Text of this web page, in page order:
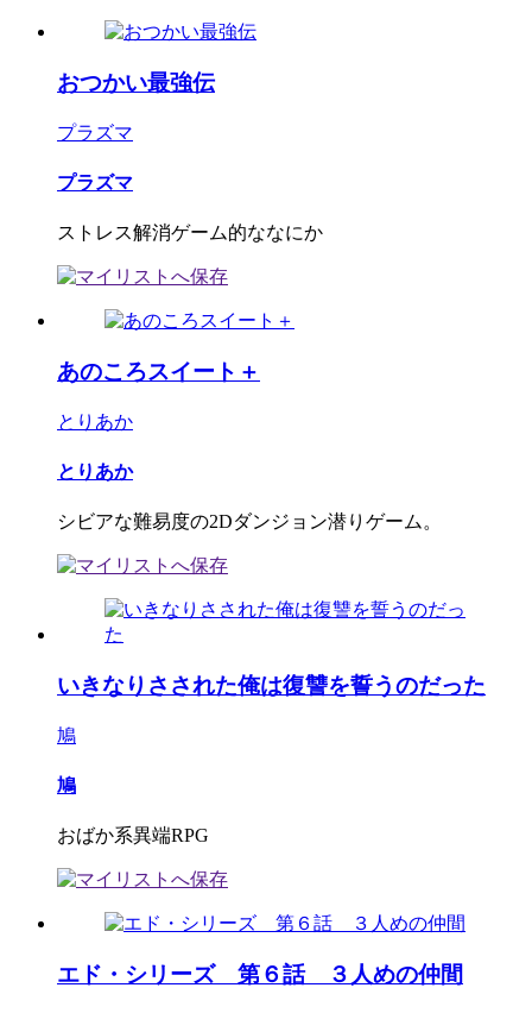
おつかい最強伝
プラズマ
プラズマ
ストレス解消ゲーム的ななにか
あのころスイート＋
とりあか
とりあか
シビアな難易度の2Dダンジョン潜りゲーム。
いきなりさされた俺は復讐を誓うのだった
鳩
鳩
おばか系異端RPG
エド・シリーズ 第６話 ３人めの仲間